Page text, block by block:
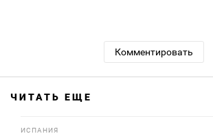
Комментировать
ЧИТАТЬ ЕЩЕ
ИСПАНИЯ